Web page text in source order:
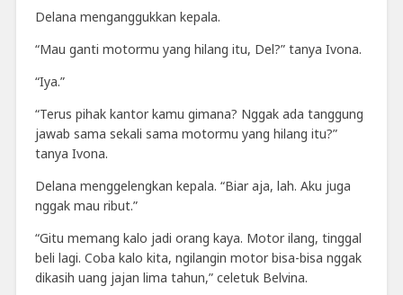
Delana menganggukkan kepala.
“Mau ganti motormu yang hilang itu, Del?” tanya Ivona.
“Iya.”
“Terus pihak kantor kamu gimana? Nggak ada tanggung
jawab sama sekali sama motormu yang hilang itu?”
tanya Ivona.
Delana menggelengkan kepala. “Biar aja, lah. Aku juga
nggak mau ribut.”
“Gitu memang kalo jadi orang kaya. Motor ilang, tinggal
beli lagi. Coba kalo kita, ngilangin motor bisa-bisa nggak
dikasih uang jajan lima tahun,” celetuk Belvina.